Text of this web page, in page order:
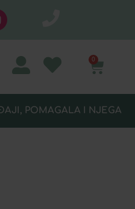
0
POMAGALA I NJEGA